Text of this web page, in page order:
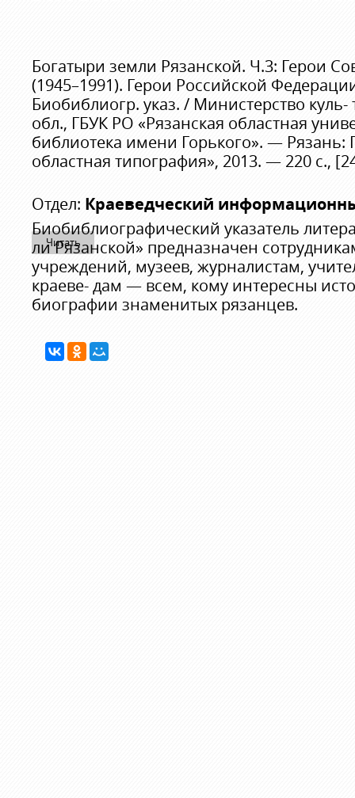
Богатыри земли Рязанской. Ч.3: Герои
(1945–1991). Герои Российской
Биобиблиогр. указ. / Министерство куль-
обл., ГБУК РО «Рязанская областная
библиотека имени Горького». — Рязань:
областная типография», 2013. — 220 с.,
Отдел: Краеведческий
Читать
Биобиблиографический указатель
ли Рязанской» предназначен
учреждений, музеев, журналистам,
краеве- дам — всем, кому интересны
биографии знаменитых рязанцев.